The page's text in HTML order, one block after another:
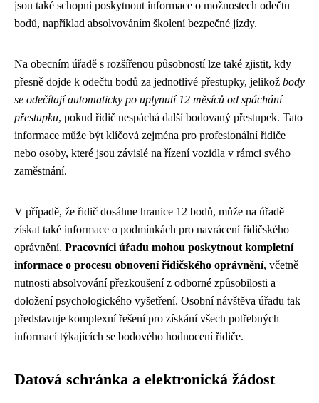
jsou také schopni poskytnout informace o možnostech odečtu
bodů, například absolvováním školení bezpečné jízdy.
Na obecním úřadě s rozšířenou působností lze také zjistit, kdy
přesně dojde k odečtu bodů za jednotlivé přestupky, jelikož body
se odečítají automaticky po uplynutí 12 měsíců od spáchání
přestupku, pokud řidič nespáchá další bodovaný přestupek. Tato
informace může být klíčová zejména pro profesionální řidiče
nebo osoby, které jsou závislé na řízení vozidla v rámci svého
zaměstnání.
V případě, že řidič dosáhne hranice 12 bodů, může na úřadě
získat také informace o podmínkách pro navrácení řidičského
oprávnění. Pracovníci úřadu mohou poskytnout kompletní
informace o procesu obnovení řidičského oprávnění, včetně
nutnosti absolvování přezkoušení z odborné způsobilosti a
doložení psychologického vyšetření. Osobní návštěva úřadu tak
představuje komplexní řešení pro získání všech potřebných
informací týkajících se bodového hodnocení řidiče.
Datová schránka a elektronická žádost